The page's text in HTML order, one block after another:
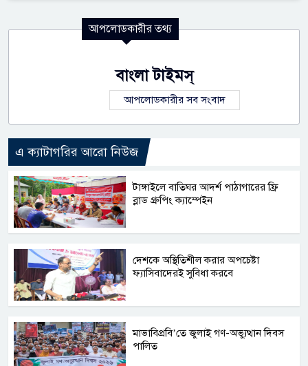
আপলোডকারীর তথ্য
বাংলা টাইমস্
আপলোডকারীর সব সংবাদ
এ ক্যাটাগরির আরো নিউজ
টাঙ্গাইলে বাতিঘর আদর্শ পাঠাগারের ফ্রি
ব্লাড গ্রুপিং ক্যাম্পেইন
দেশকে অস্থিতিশীল করার অপচেষ্টা
ফ্যাসিবাদেরই সুবিধা করবে
মাভাবিপ্রবি’তে জুলাই গণ-অভ্যুত্থান দিবস
পালিত